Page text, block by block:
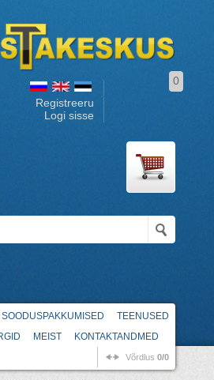
Registreeru
Logi sisse
0
SOODUSPAKKUMISED
TEENUSED
MEIST KONTAKTANDMED
Võrdlus 0/0